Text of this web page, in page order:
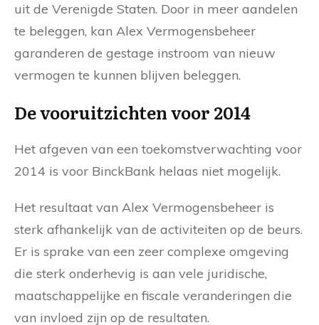
uit de Verenigde Staten. Door in meer aandelen
te beleggen, kan Alex Vermogensbeheer
garanderen de gestage instroom van nieuw
vermogen te kunnen blijven beleggen.
De vooruitzichten voor 2014
Het afgeven van een toekomstverwachting voor
2014 is voor BinckBank helaas niet mogelijk.
Het resultaat van Alex Vermogensbeheer is
sterk afhankelijk van de activiteiten op de beurs.
Er is sprake van een zeer complexe omgeving
die sterk onderhevig is aan vele juridische,
maatschappelijke en fiscale veranderingen die
van invloed zijn op de resultaten.